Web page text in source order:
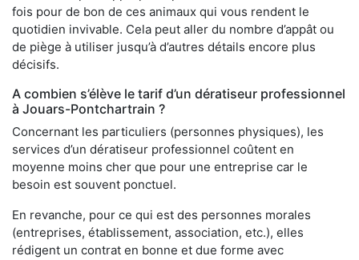
fois pour de bon de ces animaux qui vous rendent le
quotidien invivable. Cela peut aller du nombre d’appât ou
de piège à utiliser jusqu’à d’autres détails encore plus
décisifs.
A combien s’élève le tarif d’un dératiseur professionnel
à Jouars-Pontchartrain ?
Concernant les particuliers (personnes physiques), les
services d’un dératiseur professionnel coûtent en
moyenne moins cher que pour une entreprise car le
besoin est souvent ponctuel.
En revanche, pour ce qui est des personnes morales
(entreprises, établissement, association, etc.), elles
rédigent un contrat en bonne et due forme avec